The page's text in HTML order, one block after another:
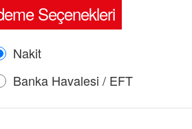
Girin Seçenekleri
Nakit
Banka Havalesi / EFT